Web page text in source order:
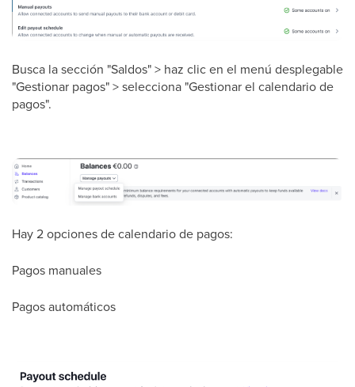
Busca la sección "Saldos" > haz clic en el menú desplegable
"Gestionar pagos" > selecciona "Gestionar el calendario de
pagos".
Hay 2 opciones de calendario de pagos:
Pagos manuales
Pagos automáticos